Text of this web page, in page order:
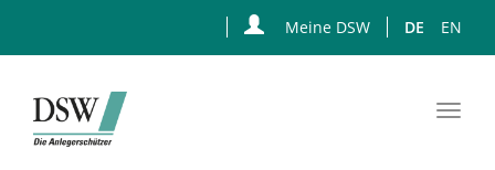
Meine DSW DE EN